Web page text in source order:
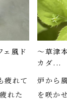
ェ風ド
疲れて
れた
～草津
カダ...
炉から
を咲か